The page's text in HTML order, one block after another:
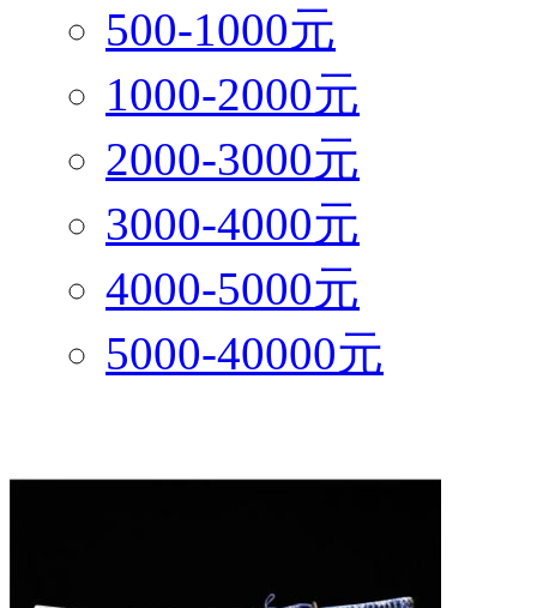
500-1000元
1000-2000元
2000-3000元
3000-4000元
4000-5000元
5000-40000元